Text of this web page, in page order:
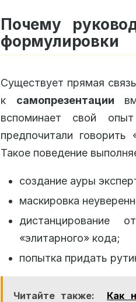
Почему
формулировки
Существует прямая
к самопрезентации
вспоминает свой
предпочитали
Такое поведение
создание ауры
маскировка
дистанцирование
«элитарного» кода;
попытка придать
Читайте также:
Как